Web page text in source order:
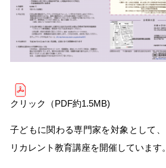
クリック（PDF約1.5MB)
子どもに関わる専門家を対象として
リカレント教育講座を開催しています。